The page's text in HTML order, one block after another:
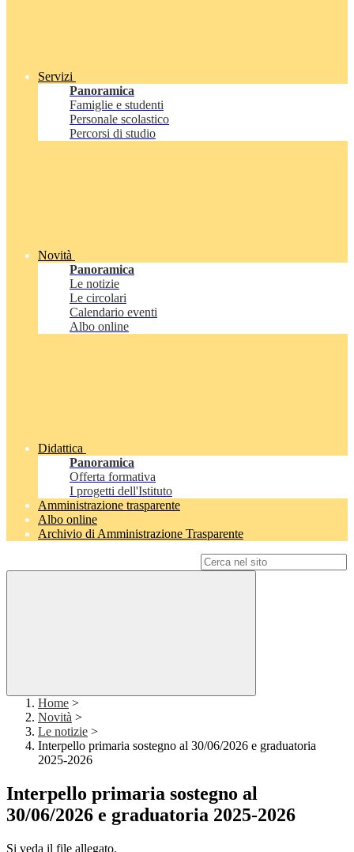
Servizi
Panoramica
Famiglie e studenti
Personale scolastico
Percorsi di studio
Novità
Panoramica
Le notizie
Le circolari
Calendario eventi
Albo online
Didattica
Panoramica
Offerta formativa
I progetti dell'Istituto
Amministrazione trasparente
Albo online
Archivio di Amministrazione Trasparente
Home >
Novità >
Le notizie >
Interpello primaria sostegno al 30/06/2026 e graduatoria
2025-2026
Interpello primaria sostegno al
30/06/2026 e graduatoria 2025-2026
Si veda il file allegato.